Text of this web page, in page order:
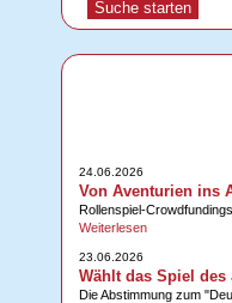
24.06.2026
Von Aventurien ins
Rollenspiel-
Weiterlesen
23.06.2026
Wählt das Spiel des
Die Abstimmung zum